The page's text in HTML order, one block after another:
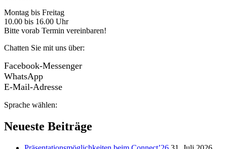
Montag bis Freitag
10.00 bis 16.00 Uhr
Bitte vorab Termin vereinbaren!
Chatten Sie mit uns über:
Facebook-Messenger
WhatsApp
E-Mail-Adresse
Sprache wählen:
Neueste Beiträge